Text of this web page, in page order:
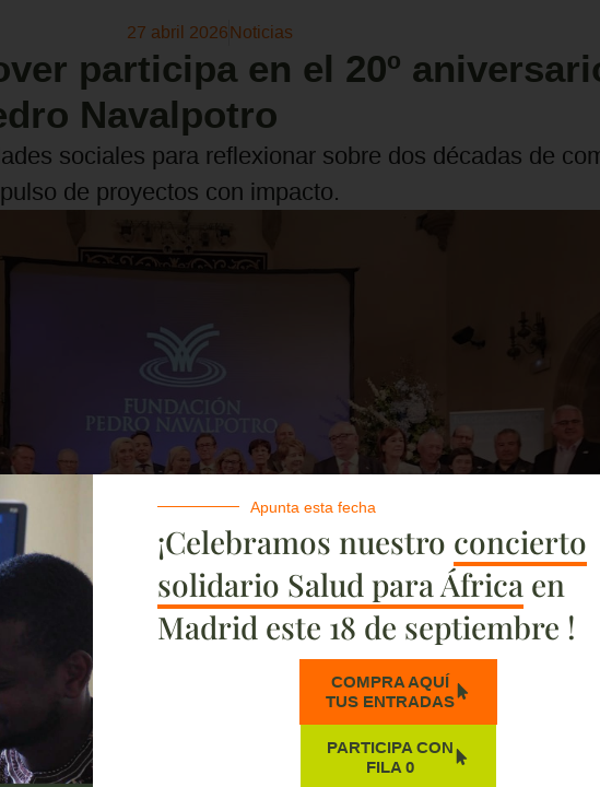
27 abril 2026Noticias
participa en el 20º
Navalpotro
sociales para reflexionar sobre dos décadas de
de proyectos con impacto.
Apunta esta fecha
¡Celebramos nuestro concierto
solidario Salud para África en
Madrid este 18 de septiembre !
COMPRA AQUÍ
TUS ENTRADAS
PARTICIPA CON
FILA 0